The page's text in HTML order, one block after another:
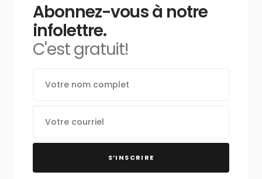
Abonnez-vous à notre
infolettre.
C'est gratuit!
S’INSCRIRE